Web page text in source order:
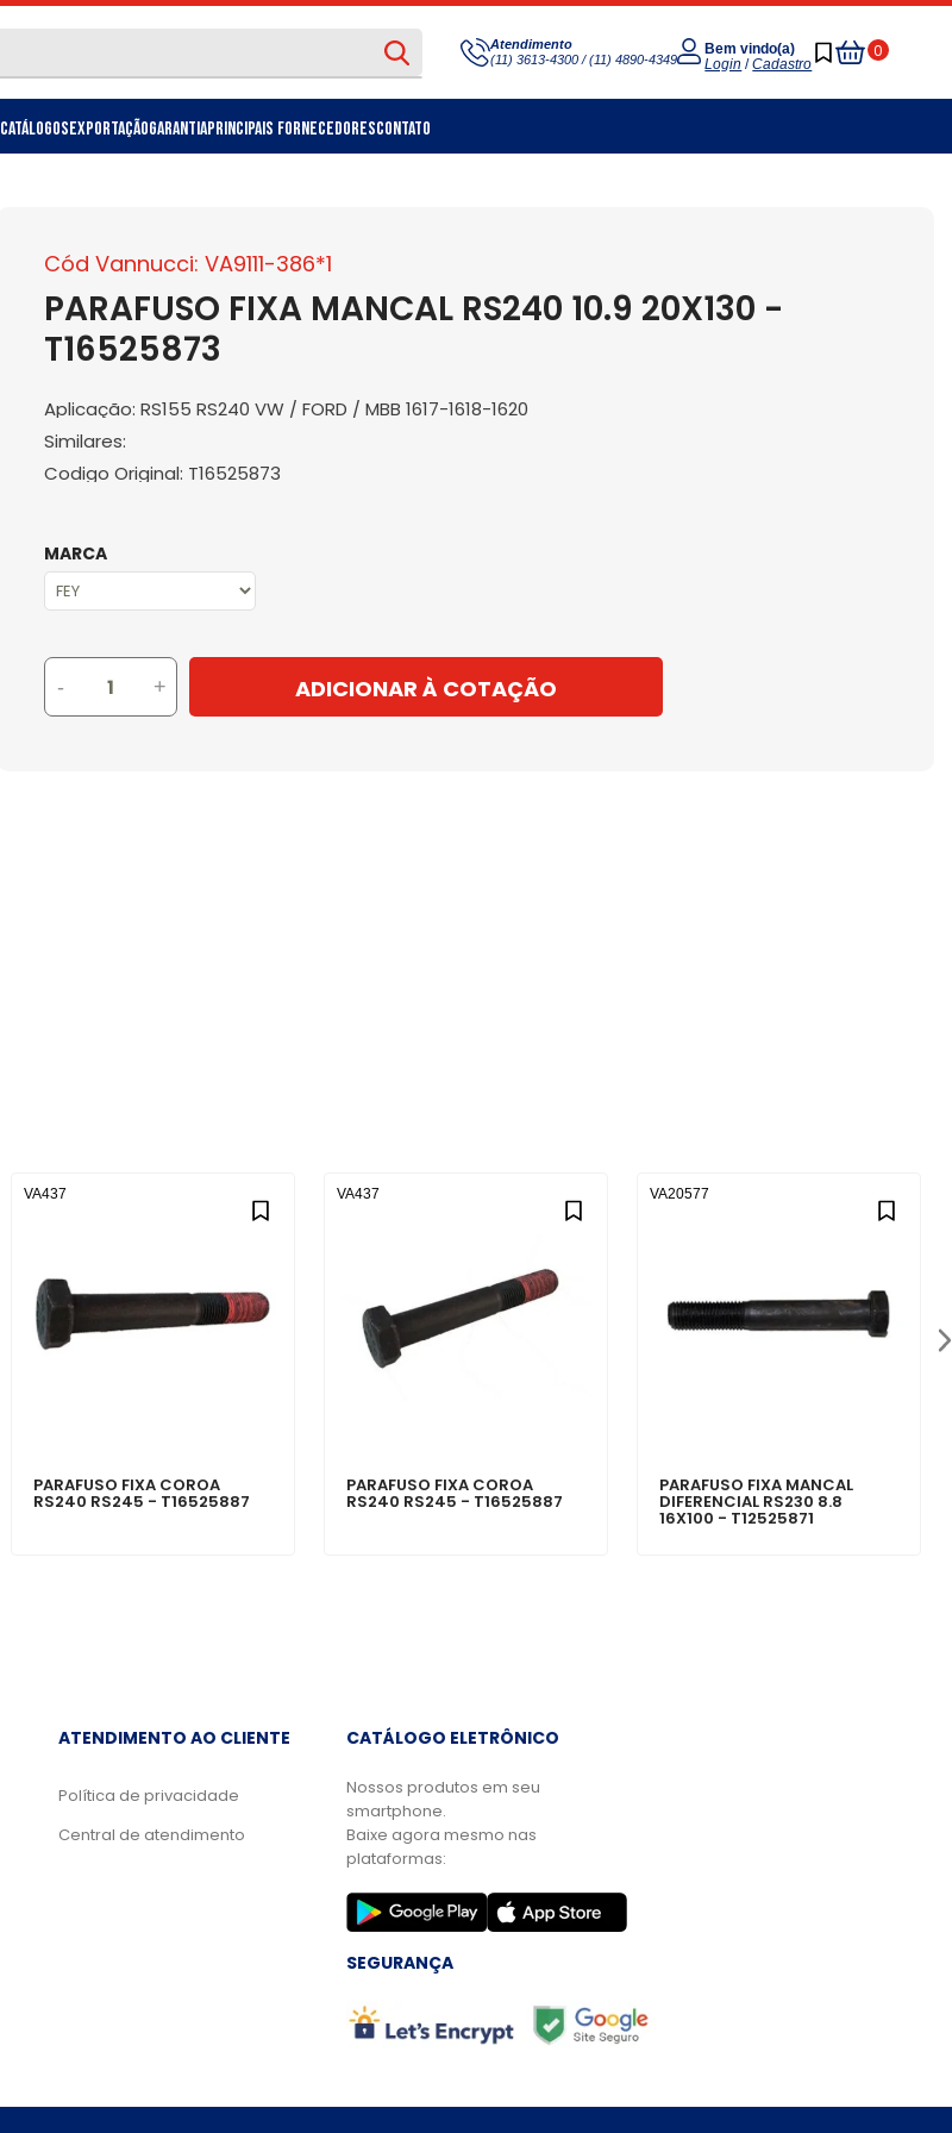
Atendimento
(11) 3613-4300 / (11) 4890-4349
Bem vindo(a)
Login /Cadastro
0
Meu
Carrinho
CatálogosExportaçãoGarantiaPrincipais FornecedoresContato
Cód Vannucci: VA9111-386*1
PARAFUSO FIXA MANCAL RS240 10.9 20X130 -
T16525873
Aplicação: RS155 RS240 VW / FORD / MBB 1617-1618-1620
Similares:
Codigo Original: T16525873
MARCA
- + ADICIONAR À COTAÇÃO
PARAFUSO FIXA COROA
RS240 RS245 - T16525887
VA437
PARAFUSO FIXA COROA
RS240 RS245 - T16525887
VA437
PARAFUSO FIXA MANCAL
DIFERENCIAL RS230 8.8
16X100 - T12525871
VA20577
ATENDIMENTO AO CLIENTE
Política de privacidade
Central de atendimento
CATÁLOGO ELETRÔNICO
Nossos produtos em seu
smartphone.
Baixe agora mesmo nas
plataformas:
SEGURANÇA